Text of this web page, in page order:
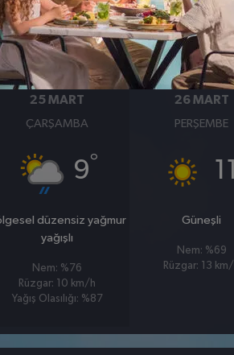
1005hpa 14km/
25 MART
ÇARŞAMBA
9°
düzensiz yağmur
yağışlı
Nem: %76
Rüzgar: 10 km/h
Yağış Olasılığı: %87
26 MART
PERŞEMBE
11
Güneşli
Nem: %69
Rüzgar: 13